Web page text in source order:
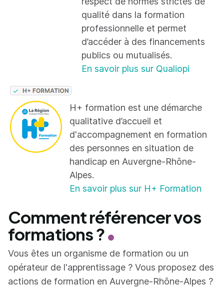
qualité dans la formation
professionnelle et permet
d’accéder à des financements
publics ou mutualisés.
En savoir plus sur Qualiopi
H+ formation est une démarche
qualitative d’accueil et
d'accompagnement en formation
des personnes en situation de
handicap en Auvergne-Rhône-
Alpes.
En savoir plus sur H+ Formation
Comment référencer vos
formations ?
Vous êtes un organisme de formation ou un
opérateur de l'apprentissage ? Vous proposez des
actions de formation en Auvergne-Rhône-Alpes ?